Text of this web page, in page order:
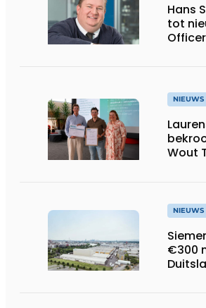
Hans
tot
Officer
NIEUWS
Wout
NIEUWS
€300